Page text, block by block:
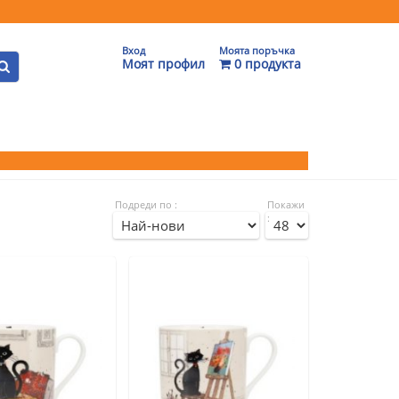
Вход
Моят профил
Моята поръчка
0 продукта
Подреди по :
Покажи
: